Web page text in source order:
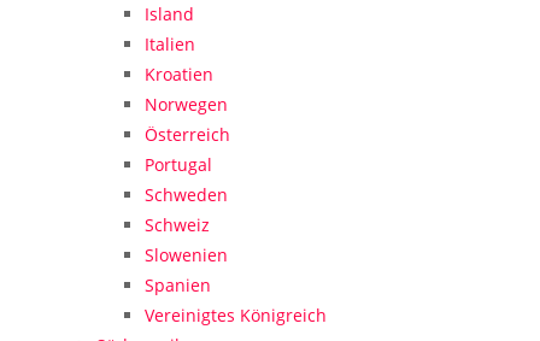
Island
Italien
Kroatien
Norwegen
Österreich
Portugal
Schweden
Schweiz
Slowenien
Spanien
Vereinigtes Königreich